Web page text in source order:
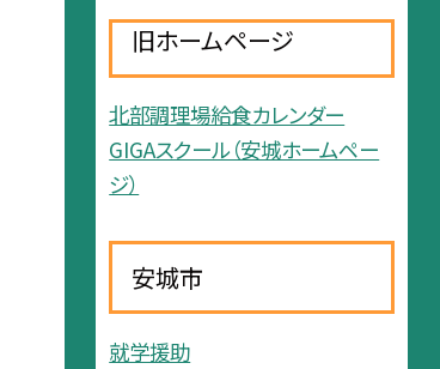
旧ホームページ
北部調理場給食カレンダー
GIGAスクール（安城ホームペー
ジ）
安城市
就学援助